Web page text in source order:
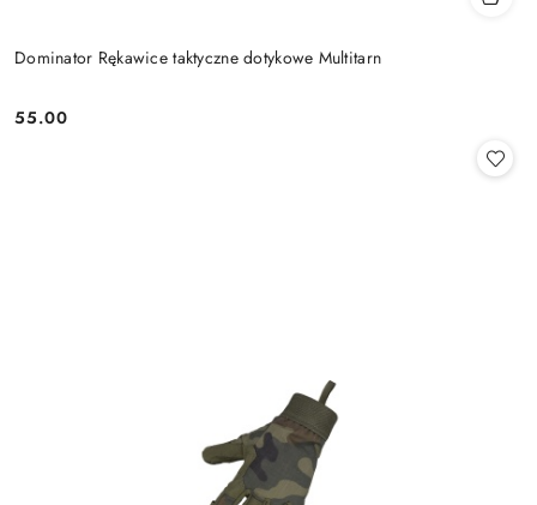
Dominator Rękawice taktyczne dotykowe Multitarn
Cena:
55.00